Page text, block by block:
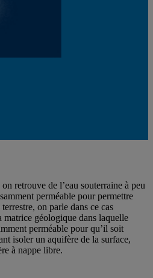
retrouve de l’eau souterraine à peu
perméable pour permettre
on parle dans ce cas
matrice géologique dans laquelle
perméable pour qu’il soit
isoler un aquifère de la surface,
à nappe libre.